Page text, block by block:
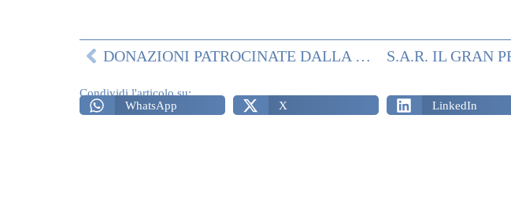
DONAZIONI PATROCINATE DALLA REAL CASA E ORDINE COSTANTINIANO: ESERCITO ITALIANO, CONSEGNA MATERIALE IN LIBANO
Condividi l'articolo su:
WhatsApp
X LinkedIn